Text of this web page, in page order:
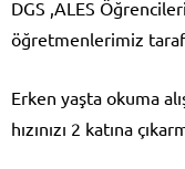
DGS ,ALES
öğretmenlerimiz
Erken yaşta okuma
hızınızı 2 katına